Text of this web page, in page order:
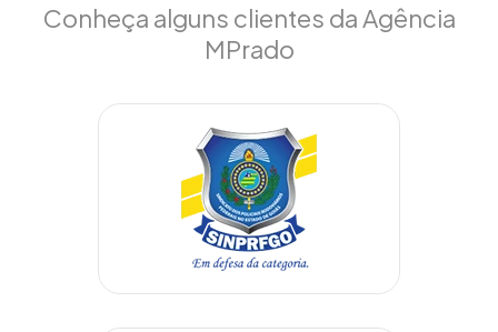
Conheça alguns clientes da Agência
MPrado